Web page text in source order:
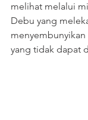
melihat melalui
Debu yang
yang tidak dapat